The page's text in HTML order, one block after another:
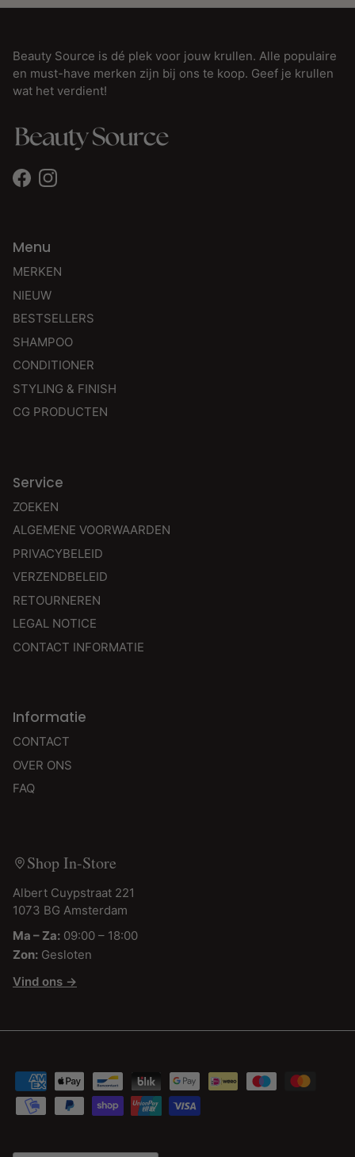
Beauty Source is dé plek voor jouw krullen. Alle populaire
en must-have merken zijn bij ons te koop. Geef je krullen
wat het verdient!
FacebookInstagram
Menu
MERKEN
NIEUW
BESTSELLERS
SHAMPOO
CONDITIONER
STYLING & FINISH
CG PRODUCTEN
Service
ZOEKEN
ALGEMENE VOORWAARDEN
PRIVACYBELEID
VERZENDBELEID
RETOURNEREN
LEGAL NOTICE
CONTACT INFORMATIE
Informatie
CONTACT
OVER ONS
FAQ
Shop In-Store
Albert Cuypstraat 221
1073 BG Amsterdam
Ma – Za: 09:00 – 18:00
Zon: Gesloten
Vind ons →